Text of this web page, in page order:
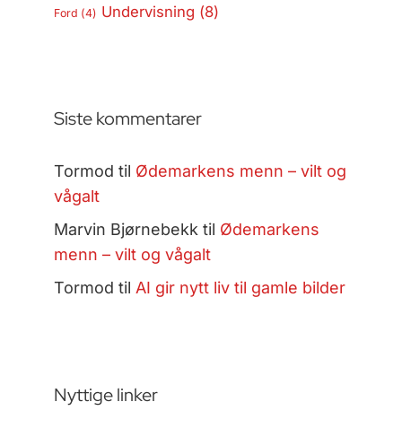
Ford (4) Undervisning (8)
Siste kommentarer
Tormod til Ødemarkens menn – vilt og
vågalt
Marvin Bjørnebekk til Ødemarkens
menn – vilt og vågalt
Tormod til AI gir nytt liv til gamle bilder
Nyttige linker